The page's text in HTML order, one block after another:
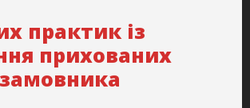
практик із
прихованих